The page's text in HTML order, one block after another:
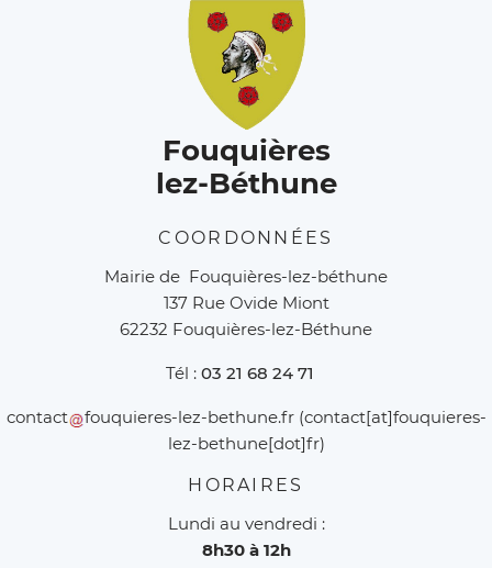
Fouquières
lez-Béthune
COORDONNÉES
Mairie de Fouquières-lez-béthune
137 Rue Ovide Miont
62232 Fouquières-lez-Béthune
Tél : 03 21 68 24 71
contact fouquieres-lez-bethune.fr(contact[at]fouquieres-
lez-bethune[dot]fr)
HORAIRES
Lundi au vendredi :
8h30 à 12h